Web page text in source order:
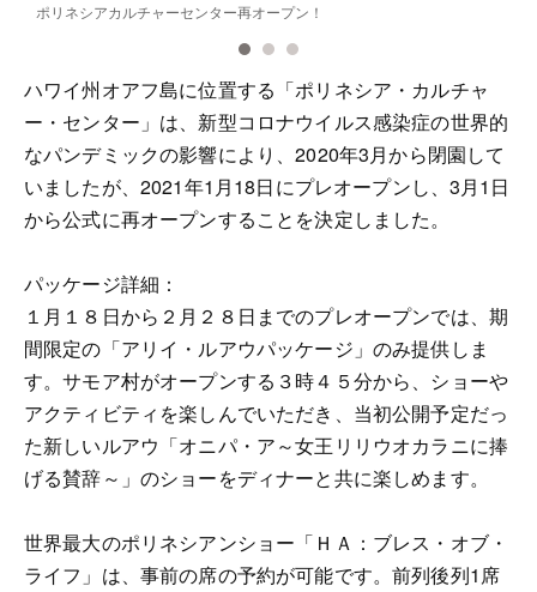
ポリネシアカルチャーセンター再オープン！
ハワイ州オアフ島に位置する「ポリネシア・カルチャ
ー・センター」は、新型コロナウイルス感染症の世界的
なパンデミックの影響により、2020年3月から閉園して
いましたが、2021年1月18日にプレオープンし、3月1日
から公式に再オープンすることを決定しました。
パッケージ詳細：
１月１８日から２月２８日までのプレオープンでは、期
間限定の「アリイ・ルアウパッケージ」のみ提供しま
す。サモア村がオープンする３時４５分から、ショーや
アクティビティを楽しんでいただき、当初公開予定だっ
た新しいルアウ「オニパ・ア～女王リリウオカラニに捧
げる賛辞～」のショーをディナーと共に楽しめます。
世界最大のポリネシアンショー「ＨＡ：ブレス・オブ・
ライフ」は、事前の席の予約が可能です。前列後列1席